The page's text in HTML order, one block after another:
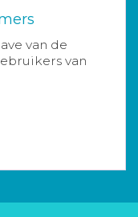
van de
van